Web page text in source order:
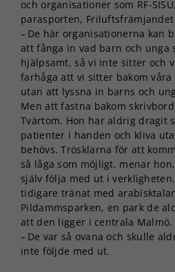
och organisationer som RF-
parasporten, Friluftsfrämjandet
– De här organisationerna kan
att fånga in vad barn och unga
hjälpsamt, så vi inte sitter och
farhåga att vi sitter bakom
utan att lyssna in barns och
Men att fastna bakom
Tvärtom. Hon har aldrig dragit
patienter i handen och kliva
behövs. Trösklarna för att
så låga som möjligt, menar
själv följa med ut i
tidigare tränat med
Pildammsparken, en park de
att den ligger i centrala Malmö.
– De var så ovana och skulle
inte följde med ut.